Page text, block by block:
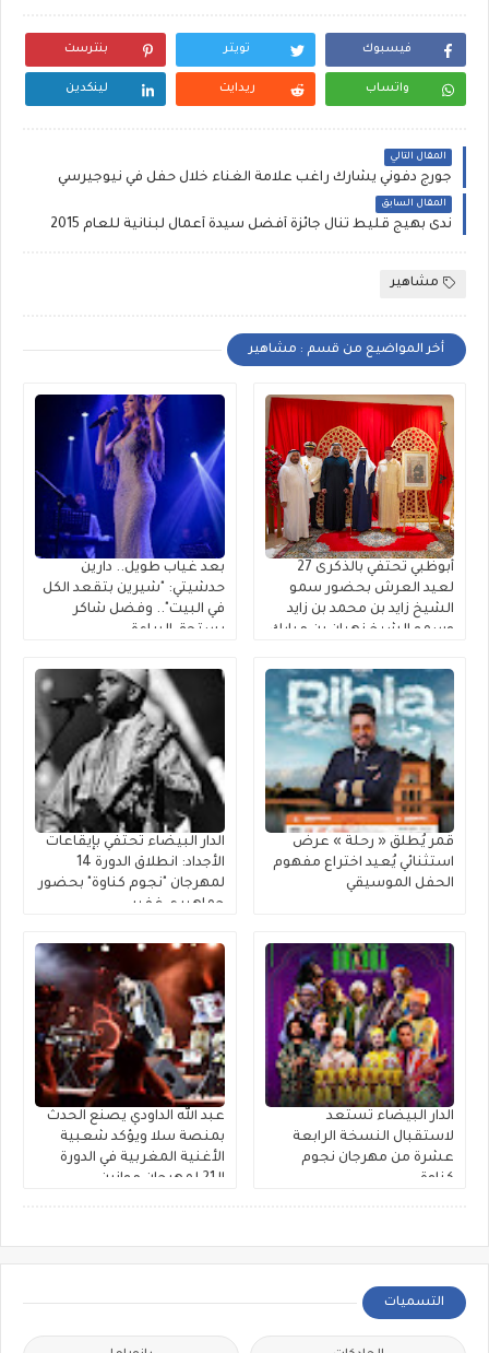
فيسبوك تويتر بنترست
واتساب ريدايت لينكدين
المقال التالي
جورج دفوني يشارك راغب علامة الغناء خلال حفل في نيوجيرسي
المقال السابق
ندى بهيج قليط تنال جائزة أفضل سيدة أعمال لبنانية للعام 2015
مشاهير
أخر المواضيع من قسم : مشاهير
أبوظبي تحتفي بالذكرى 27
لعيد العرش بحضور سمو
الشيخ زايد بن محمد بن زايد
وسمو الشيخ نهيان بن مبارك
بعد غياب طويل.. دارين
حدشيتي: "شيرين بتقعد الكل
في البيت".. وفضل شاكر
يستحق البراءة
قمر يُطلق « رحلة » عرضٌ
استثنائي يُعيد اختراع مفهوم
الحفل الموسيقي
الدار البيضاء تحتفي بإيقاعات
الأجداد: انطلاق الدورة 14
لمهرجان "نجوم كناوة" بحضور
جماهيري غفير
الدار البيضاء تستعد
لاستقبال النسخة الرابعة
عشرة من مهرجان نجوم
كناوة
عبد الله الداودي يصنع الحدث
بمنصة سلا ويؤكد شعبية
الأغنية المغربية في الدورة
الـ21 لمهرجان موازين
التسميات